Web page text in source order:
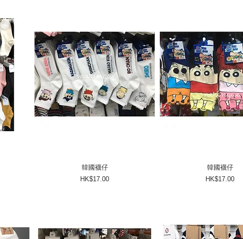
韓國襪仔
價格
HK$17.00
韓國襪仔
價格
HK$17.00